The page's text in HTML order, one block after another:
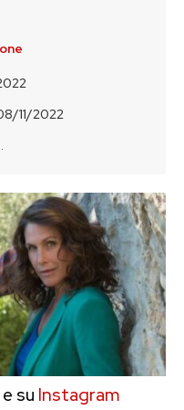
11/2022
e su Instagram